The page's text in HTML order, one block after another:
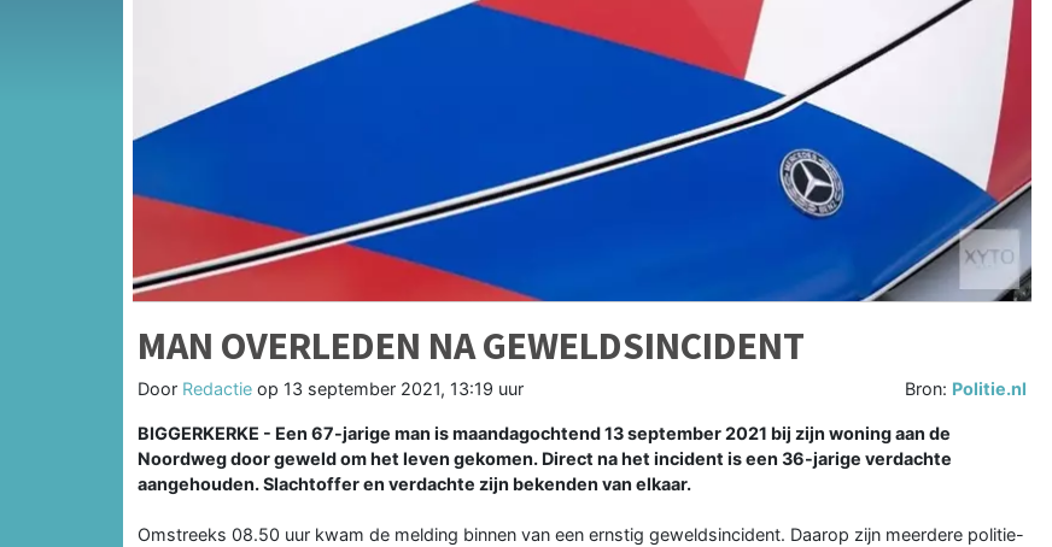
MAN OVERLEDEN NA GEWELDSINCIDENT
Door Redactie op 13 september 2021, 13:19 uur Bron: Politie.nl
BIGGERKERKE - Een 67-jarige man is maandagochtend 13 september 2021 bij zijn woning aan de
Noordweg door geweld om het leven gekomen. Direct na het incident is een 36-jarige verdachte
aangehouden. Slachtoffer en verdachte zijn bekenden van elkaar.
Omstreeks 08.50 uur kwam de melding binnen van een ernstig geweldsincident. Daarop zijn meerdere politie-